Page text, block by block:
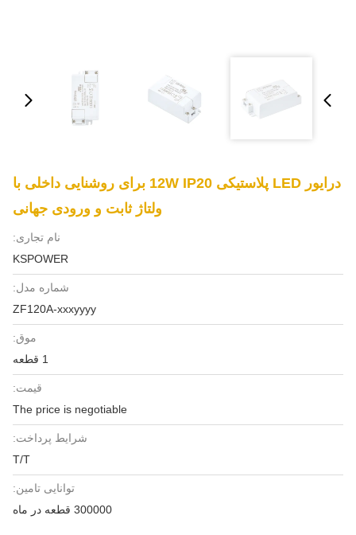
درایور LED پلاستیکی 12W IP20 برای روشنایی داخلی با
ولتاژ ثابت و ورودی جهانی
نام تجاری:
KSPOWER
شماره مدل:
ZF120A-xxxyyyy
موق:
1 قطعه
قیمت:
The price is negotiable
شرایط پرداخت:
T/T
توانایی تامین:
300000 قطعه در ماه